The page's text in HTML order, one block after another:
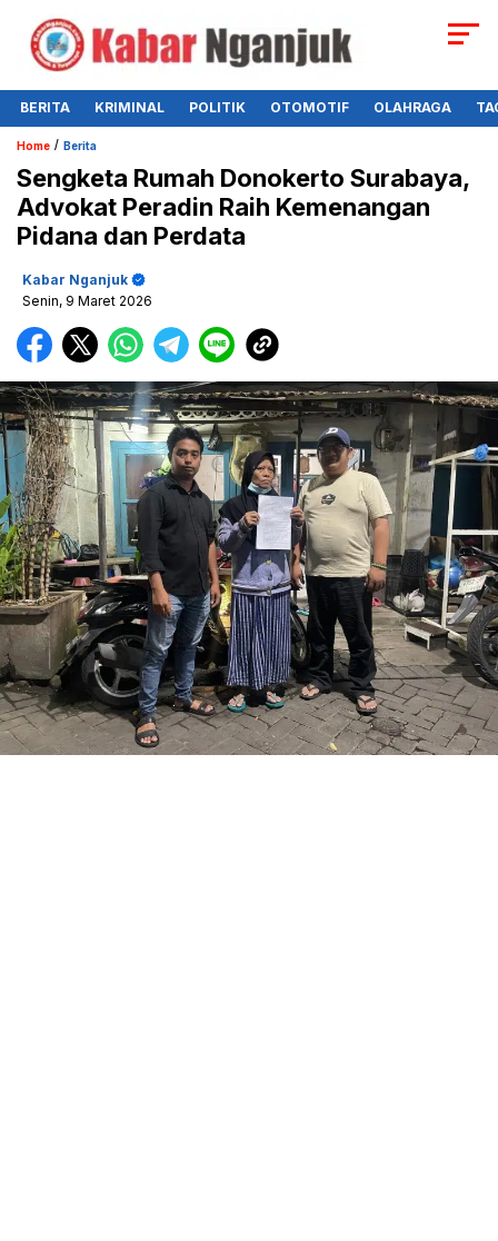
BERITA KRIMINAL POLITIK OTOMOTIF OLAHRAGA
Home / Berita
Sengketa Rumah Donokerto Surabaya,
Advokat Peradin Raih Kemenangan
Pidana dan Perdata
Kabar Nganjuk
Senin, 9 Maret 2026